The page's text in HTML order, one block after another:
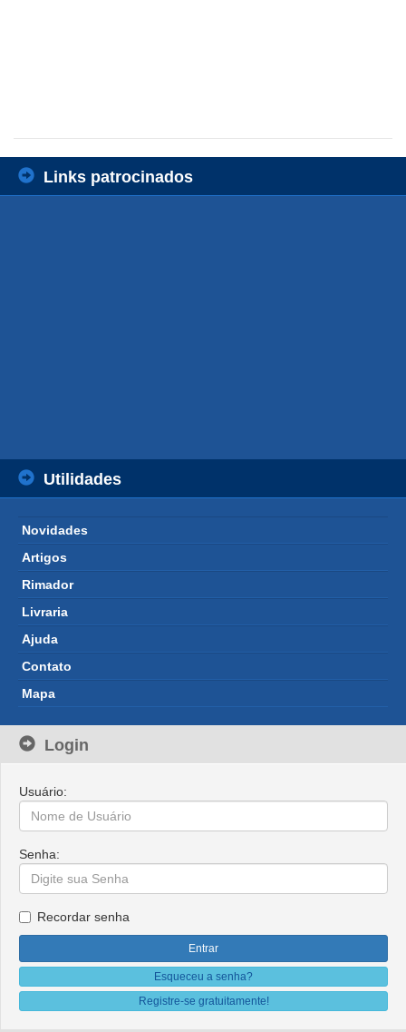
Links patrocinados
Utilidades
Novidades
Artigos
Rimador
Livraria
Ajuda
Contato
Mapa
Login
Usuário:
Senha:
Recordar senha
Esqueceu a senha?
Registre-se gratuitamente!